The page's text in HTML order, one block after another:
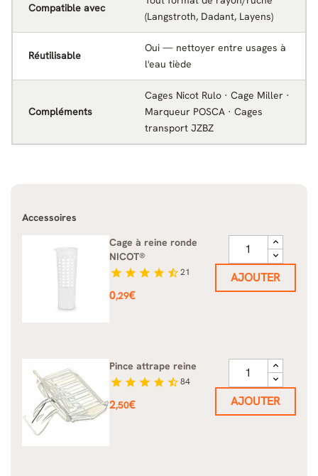
Compatible avec
(Langstroth, Dadant, Layens)
Réutilisable
Oui — nettoyer entre usages à
l'eau tiède
Compléments
Cages Nicot Rulo · Cage Miller ·
Marqueur POSCA · Cages
transport JZBZ
Accessoires
Cage à reine ronde
NICOT®
star star star star star_half21
Prix
0,29€
AJOUTER
Pince attrape reine
star star star star star_half84
Prix
2,50€ AJOUTER